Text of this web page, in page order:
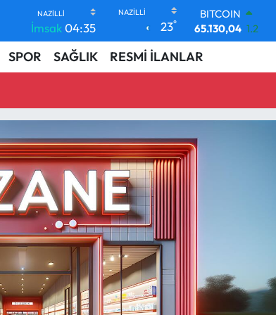
İmsak04:35 23°
BITCOIN
65.130,04 1.2
DOLAR
47,7106
EURO
64,4046 0.35
6648.99
SPOR SAĞLIK RESMİ İLANLAR